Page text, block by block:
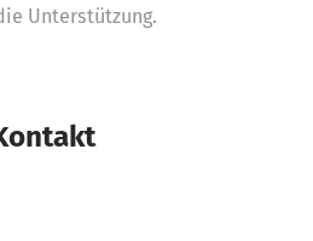
Unterstützung.